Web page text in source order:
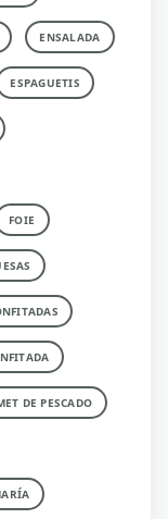
ENSALADA
ESPAGUETIS
FOIE
DE PESCADO